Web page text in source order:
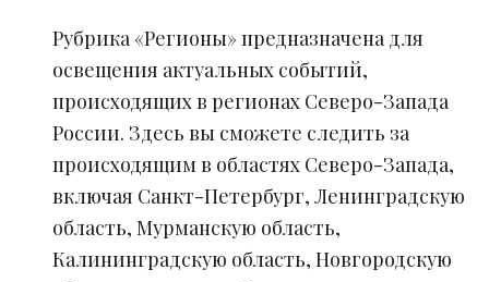
Рубрика «Регионы» предназначена для
освещения актуальных событий,
происходящих в регионах Северо-Запада
России. Здесь вы сможете следить за
происходящим в областях Северо-Запада,
включая Санкт-Петербург, Ленинградскую
область, Мурманскую область,
Калининградскую область, Новгородскую